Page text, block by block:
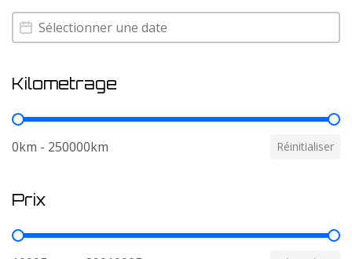
Annee
Annee
Kilometrage
Kilometrage
0km - 250000km Réinitialiser
Prix
Prix